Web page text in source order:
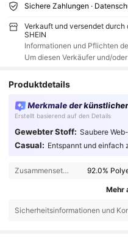
Sichere Zahlungen ·
Verkauft und versendet
SHEIN
Informationen und Pflichten
Um diesen Verkäufer und/
Produktdetails
Merkmale der
Erstellt basierend auf den Details
Gewebter Stoff: Saubere
Casual: Entspannt und einfach
Zusammensetzung: 92.0%
Mehr
Sicherheitsinformationen und